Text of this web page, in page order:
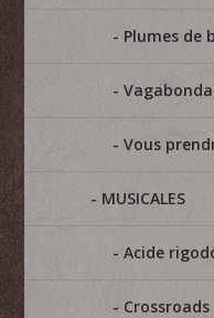
Plumes de
Vous
MUSICALES
Acide
Crossroads